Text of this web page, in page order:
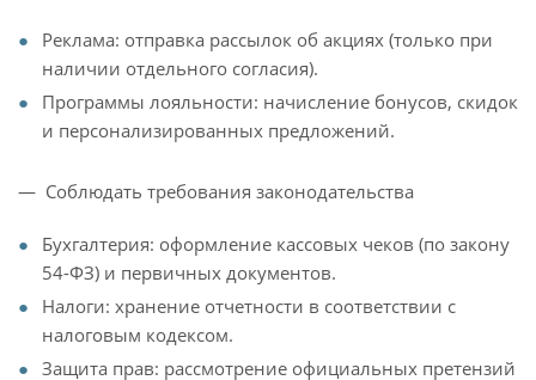
Реклама: отправка рассылок об акциях (только при
наличии отдельного согласия).
Программы лояльности: начисление бонусов, скидок
и персонализированных предложений.
— Соблюдать требования законодательства
Бухгалтерия: оформление кассовых чеков (по закону
54-ФЗ) и первичных документов.
Налоги: хранение отчетности в соответствии с
налоговым кодексом.
Защита прав: рассмотрение официальных претензий